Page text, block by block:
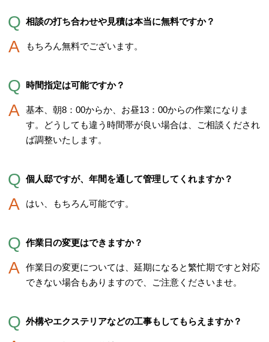
相談の打ち合わせや見積は本当に無料ですか？
もちろん無料でございます。
時間指定は可能ですか？
基本、朝8：00からか、お昼13：00からの作業になりま
す。どうしても違う時間帯が良い場合は、ご相談くだされ
ば調整いたします。
個人邸ですが、年間を通して管理してくれますか？
はい、もちろん可能です。
作業日の変更はできますか？
作業日の変更については、延期になると繁忙期ですと対応
できない場合もありますので、ご注意くださいませ。
外構やエクステリアなどの工事もしてもらえますか？